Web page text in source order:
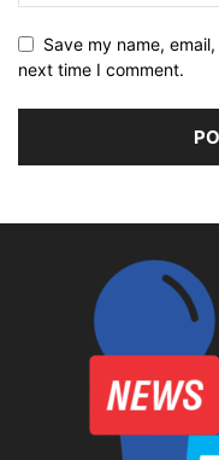
Save my name,
next time I comment.